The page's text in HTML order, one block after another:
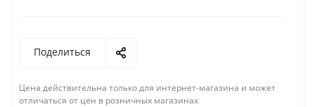
Поделиться
Цена действительна только для интернет-магазина и может
отличаться от цен в розничных магазинах